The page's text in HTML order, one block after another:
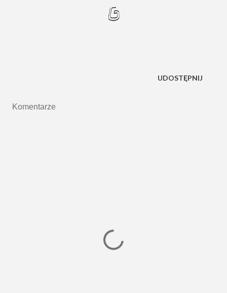
UDOSTĘPNIJ
Komentarze